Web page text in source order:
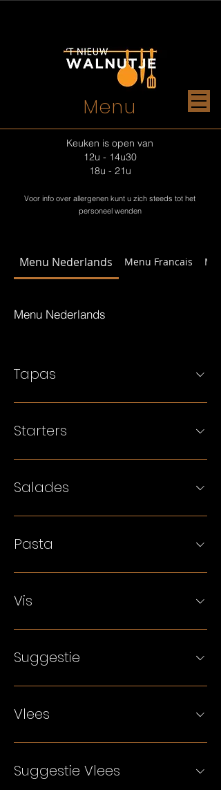
Menu
Keuken is open van
12u - 14u30
18u - 21u
Voor info over allergenen kunt u zich steeds tot het
personeel wenden
Menu Nederlands Menu Francais
Menu Nederlands
Tapas
Starters
Salades
Pasta
Vis
Suggestie
Vlees
Suggestie Vlees